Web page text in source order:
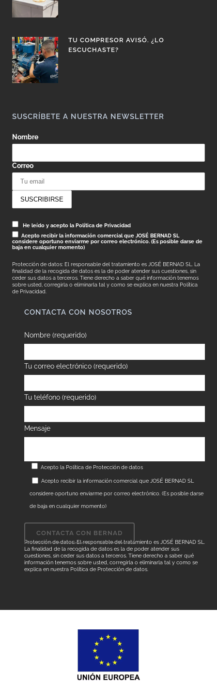
TU COMPRESOR AVISÓ. ¿LO
ESCUCHASTE?
SUSCRÍBETE A NUESTRA NEWSLETTER
Nombre
Correo
He leído y acepto la Política de Privacidad
Acepto recibir la información comercial que JOSÉ BERNAD SL
considere oportuno enviarme por correo electrónico. (Es posible darse de
baja en cualquier momento)
Protección de datos: El responsable del tratamiento es JOSÉ BERNAD SL. La
finalidad de la recogida de datos es la de poder atender sus cuestiones, sin
ceder sus datos a terceros. Tiene derecho a saber qué información tenemos
sobre usted, corregirla o eliminarla tal y como se explica en nuestra Política
de Privacidad.
CONTACTA CON NOSOTROS
Nombre (requerido)
Tu correo electrónico (requerido)
Tu teléfono (requerido)
Mensaje
Acepto la Política de Protección de datos
Acepto recibir la información comercial que JOSÉ BERNAD SL
considere oportuno enviarme por correo electrónico. (Es posible darse
de baja en cualquier momento)
Protección de datos: El responsable del tratamiento es JOSÉ BERNAD SL.
La finalidad de la recogida de datos es la de poder atender sus
cuestiones, sin ceder sus datos a terceros. Tiene derecho a saber qué
información tenemos sobre usted, corregirla o eliminarla tal y como se
explica en nuestra Política de Protección de datos